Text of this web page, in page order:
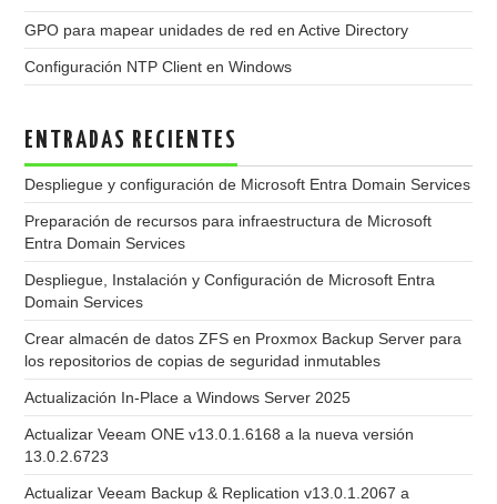
GPO para mapear unidades de red en Active Directory
Configuración NTP Client en Windows
ENTRADAS RECIENTES
Despliegue y configuración de Microsoft Entra Domain Services
Preparación de recursos para infraestructura de Microsoft
Entra Domain Services
Despliegue, Instalación y Configuración de Microsoft Entra
Domain Services
Crear almacén de datos ZFS en Proxmox Backup Server para
los repositorios de copias de seguridad inmutables
Actualización In-Place a Windows Server 2025
Actualizar Veeam ONE v13.0.1.6168 a la nueva versión
13.0.2.6723
Actualizar Veeam Backup & Replication v13.0.1.2067 a